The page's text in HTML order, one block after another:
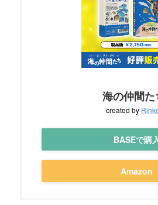
海の仲間た
created by
BASEで購
Amazon